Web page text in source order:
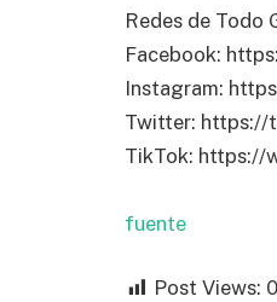
Redes de Todo
Facebook:
Instagram:
Twitter:
TikTok: https://
fuente
Post Views: 0